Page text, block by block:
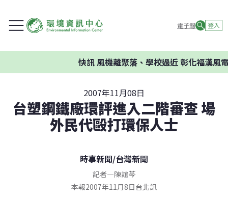
電子報 登入
快訊風機離聚落、學校過近 彰化福漢風電
2007年11月08日
台塑鋼鐵廠環評進入二階審查 場
外民代毆打環保人士
時事新聞/台灣新聞
記者—陳誼芩
本報2007年11月8日台北訊